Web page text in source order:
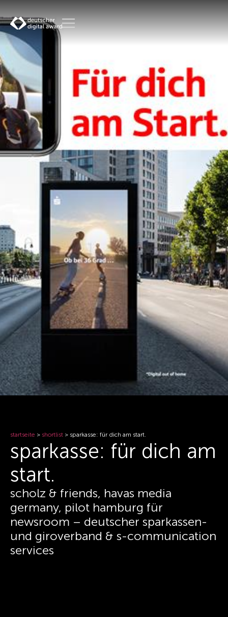
startseite > shortlist > sparkasse: für dich am start.
sparkasse: für dich am
start.
scholz & friends, havas media
germany, pilot hamburg für
newsroom – deutscher sparkassen-
und giroverband & s-communication
services